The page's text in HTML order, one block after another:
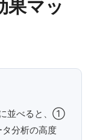
果マッ
に並べると、①
分析の高度